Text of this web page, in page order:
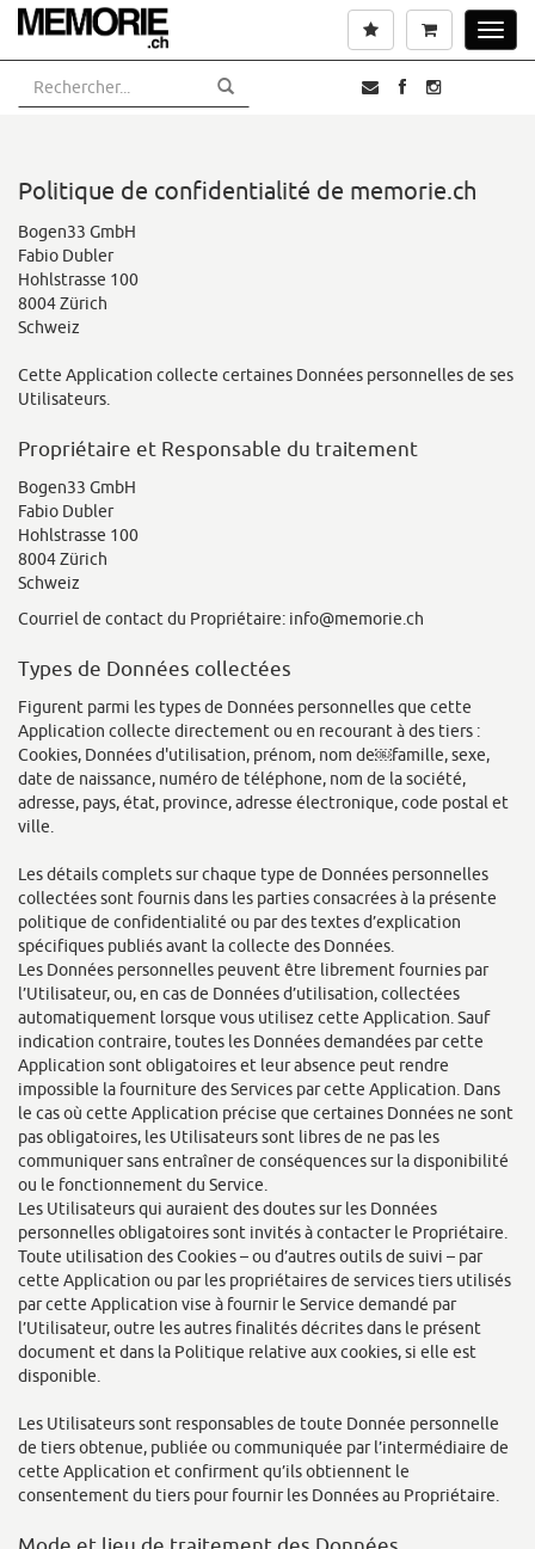
Aller
contenu
principal
Panier
Liste de souhaits
Politique de confidentialité de memorie.ch
Bogen33 GmbH
Fabio Dubler
Hohlstrasse 100
8004 Zürich
Schweiz
Cette Application collecte certaines Données personnelles de ses
Utilisateurs.
Propriétaire et Responsable du traitement
Bogen33 GmbH
Fabio Dubler
Hohlstrasse 100
8004 Zürich
Schweiz
Courriel de contact du Propriétaire: info@memorie.ch
Types de Données collectées
Figurent parmi les types de Données personnelles que cette
Application collecte directement ou en recourant à des tiers :
Cookies, Données d'utilisation, prénom, nom de￼famille, sexe,
date de naissance, numéro de téléphone, nom de la société,
adresse, pays, état, province, adresse électronique, code postal et
ville.
Les détails complets sur chaque type de Données personnelles
collectées sont fournis dans les parties consacrées à la présente
politique de confidentialité ou par des textes d’explication
spécifiques publiés avant la collecte des Données.
Les Données personnelles peuvent être librement fournies par
l’Utilisateur, ou, en cas de Données d’utilisation, collectées
automatiquement lorsque vous utilisez cette Application. Sauf
indication contraire, toutes les Données demandées par cette
Application sont obligatoires et leur absence peut rendre
impossible la fourniture des Services par cette Application. Dans
le cas où cette Application précise que certaines Données ne sont
pas obligatoires, les Utilisateurs sont libres de ne pas les
communiquer sans entraîner de conséquences sur la disponibilité
ou le fonctionnement du Service.
Les Utilisateurs qui auraient des doutes sur les Données
personnelles obligatoires sont invités à contacter le Propriétaire.
Toute utilisation des Cookies – ou d’autres outils de suivi – par
cette Application ou par les propriétaires de services tiers utilisés
par cette Application vise à fournir le Service demandé par
l’Utilisateur, outre les autres finalités décrites dans le présent
document et dans la Politique relative aux cookies, si elle est
disponible.
Les Utilisateurs sont responsables de toute Donnée personnelle
de tiers obtenue, publiée ou communiquée par l’intermédiaire de
cette Application et confirment qu’ils obtiennent le
consentement du tiers pour fournir les Données au Propriétaire.